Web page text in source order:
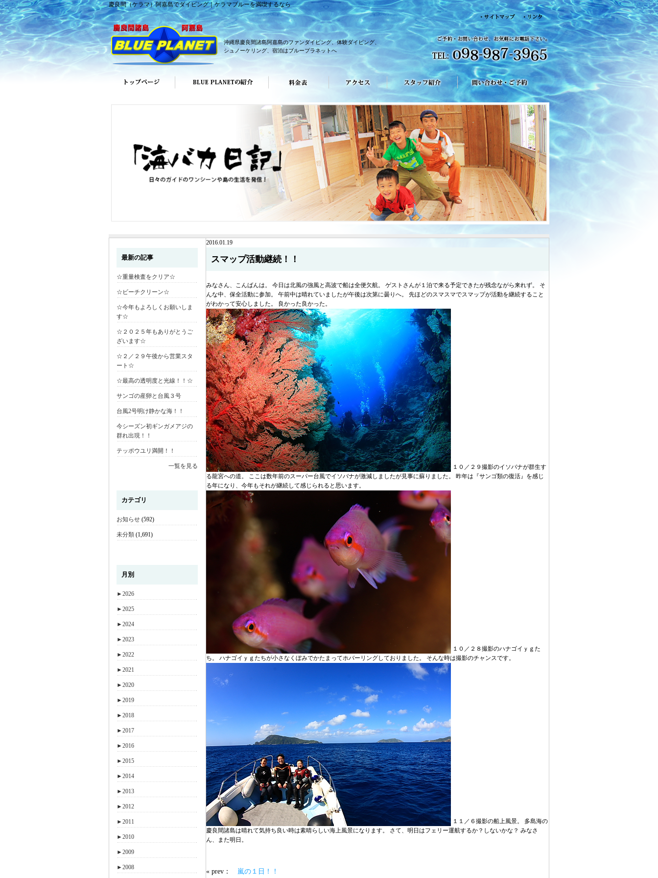
慶良間（ケラマ）阿嘉島でダイビング｜ケラマブルーを満喫するなら
沖縄県慶良間諸島阿嘉島のファンダイビング、体験ダイビング、
シュノーケリング、宿泊はブループラネットへ
最新の記事
☆重量検査をクリア☆
☆ビーチクリーン☆
☆今年もよろしくお願いしま
す☆
☆２０２５年もありがとうご
ざいます☆
☆２／２９午後から営業スタ
ート☆
☆最高の透明度と光線！！☆
サンゴの産卵と台風３号
台風2号明け静かな海！！
今シーズン初ギンガメアジの
群れ出現！！
テッポウユリ満開！！
一覧を見る
カテゴリ
お知らせ (592)
未分類 (1,691)
月別
►2026
►2025
►2024
►2023
►2022
►2021
►2020
►2019
►2018
►2017
►2016
►2015
►2014
►2013
►2012
►2011
►2010
►2009
►2008
2016.01.19
スマップ活動継続！！
みなさん、こんばんは。 今日は北風の強風と高波で船は全便欠航。 ゲストさんが１泊で来る予定できたが残念ながら来れず。 そ
んな中、保全活動に参加。 午前中は晴れていましたが午後は次第に曇りへ。 先ほどのスマスマでスマップが活動を継続すること
がわかって安心しました。 良かった良かった。
１０／２９撮影のイソバナが群生す
る龍宮への道。 ここは数年前のスーパー台風でイソバナが激減しましたが見事に蘇りました。 昨年は『サンゴ類の復活』を感じ
る年になり、今年もそれが継続して感じられると思います。
１０／２８撮影のハナゴイｙｇた
ち。 ハナゴイｙｇたちが小さなくぼみでかたまってホバーリングしておりました。 そんな時は撮影のチャンスです。
１１／６撮影の船上風景。 多島海の
慶良間諸島は晴れて気持ち良い時は素晴らしい海上風景になります。 さて、明日はフェリー運航するか？しないかな？ みなさ
ん、また明日。
« prev： 嵐の１日！！